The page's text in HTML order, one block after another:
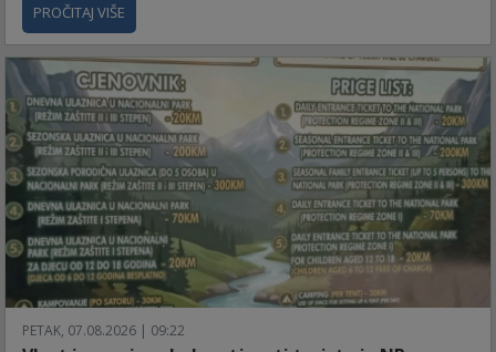
PROČITAJ VIŠE
PETAK, 07.08.2026 | 09:22